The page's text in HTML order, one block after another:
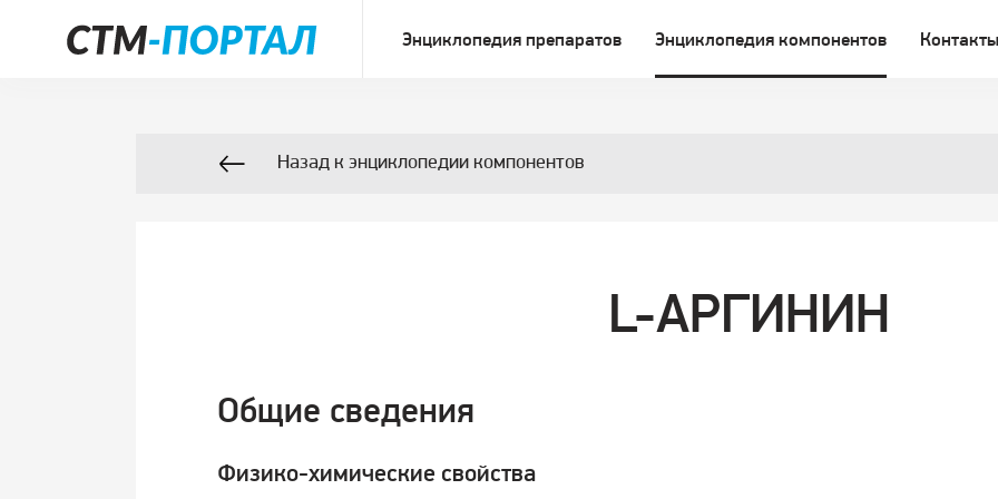
Энциклопедия препаратов Энциклопедия компонентов Контакты
Назад к энциклопедии компонентов
L-АРГИНИН
Общие сведения
Физико-химические свойства